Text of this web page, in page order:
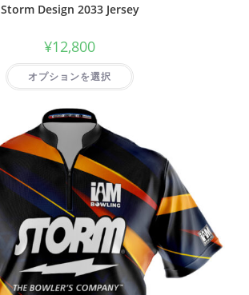
Storm Design 2033 Jersey
¥12,800
オプションを選択